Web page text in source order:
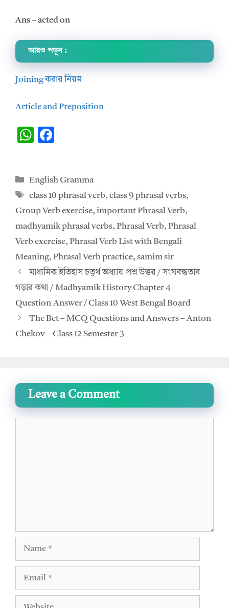
Ans – acted on
আরও পড়ুন :
Joining করার নিয়ম
Article and Preposition
W
s
A
p
p
b
o
o
k
Categories
English Gramma
Tags
class 10 phrasal verb,class 9 phrasal verbs,
Group Verb exercise, important Phrasal Verb,
madhyamik phrasal verbs, Phrasal Verb, Phrasal
Verb exercise, Phrasal Verb List with Bengali
Meaning, Phrasal Verb practice, samim sir
মাধ্যমিক ইতিহাস চতুর্থ অধ্যায় প্রশ্ন উত্তর / সংঘবদ্ধতার
গড়ার কথা / Madhyamik History Chapter 4
Question Answer / Class 10 West Bengal Board
The Bet – MCQ Questions and Answers – Anton
Chekov – Class 12 Semester 3
Leave a Comment
Website